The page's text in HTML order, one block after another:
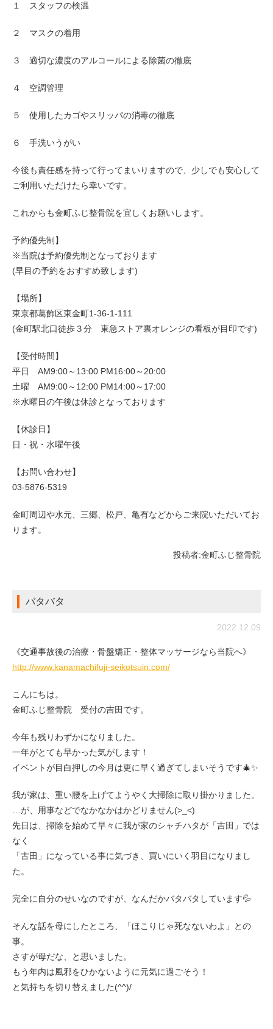
１ スタッフの検温
２ マスクの着用
３ 適切な濃度のアルコールによる除菌の徹底
４ 空調管理
５ 使用したカゴやスリッパの消毒の徹底
６ 手洗いうがい
今後も責任感を持って行ってまいりますので、少しでも安心して
ご利用いただけたら幸いです。
これからも金町ふじ整骨院を宜しくお願いします。
予約優先制】
※当院は予約優先制となっております
(早目の予約をおすすめ致します)
【場所】
東京都葛飾区東金町1-36-1-111
(金町駅北口徒歩３分 東急ストア裏オレンジの看板が目印です)
【受付時間】
平日 AM9:00～13:00 PM16:00～20:00
土曜 AM9:00～12:00 PM14:00～17:00
※水曜日の午後は休診となっております
【休診日】
日・祝・水曜午後
【お問い合わせ】
03-5876-5319
金町周辺や水元、三郷、松戸、亀有などからご来院いただいてお
ります。
投稿者:金町ふじ整骨院
バタバタ
2022.12.09
《交通事故後の治療・骨盤矯正・整体マッサージなら当院へ》
http://www.kanamachifuji-seikotsuin.com/
こんにちは。
金町ふじ整骨院 受付の吉田です。
今年も残りわずかになりました。
一年がとても早かった気がします！
イベントが目白押しの今月は更に早く過ぎてしまいそうです🎄✨
我が家は、重い腰を上げてようやく大掃除に取り掛かりました。
…が、用事などでなかなかはかどりません(>_<)
先日は、掃除を始めて早々に我が家のシャチハタが「吉田」では
なく
「古田」になっている事に気づき、買いにいく羽目になりまし
た。
完全に自分のせいなのですが、なんだかバタバタしています💦
そんな話を母にしたところ、「ほこりじゃ死なないわよ」との
事。
さすが母だな、と思いました。
もう年内は風邪をひかないように元気に過ごそう！
と気持ちを切り替えました(^^)/